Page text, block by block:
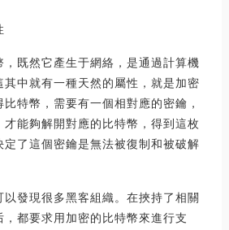
，既然它產生于網絡，是通過計算機
中就有一種天然的屬性，就是加密
特幣，需要有一個相對應的密鑰，
能夠解開對應的比特幣，得到這枚
定了這個密鑰是無法被復制和被破解
發現很多黑客組織。在挾持了相關
都要求用加密的比特幣來進行支